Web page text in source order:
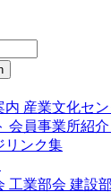
内 産業文化セ
会員事業所紹
リンク集
工業部会 建設